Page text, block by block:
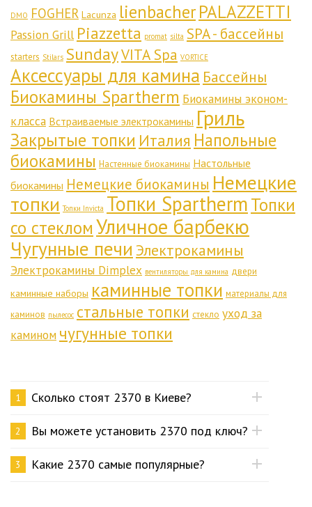
DMO FOGHER Lacunza lienbacherPALAZZETTI
Passion Grill Piazzetta promat silta SPA - бассейны
starters Stilars SundayVITA Spa VORTICE
Аксессуары для камина Бассейны
Биокамины Spartherm Биокамины эконом-
класса Встраиваемые электрокамины Гриль
Закрытые топки Италия Напольные
биокамины Настенные биокамины Настольные
биокамины Немецкие биокамины Немецкие
топки Топки Invicta Топки SparthermТопки
со стекломУличное барбекю
Чугунные печи Электрокамины
Электрокамины Dimplex вентиляторы для камина двери
каминные наборы каминные топки материалы для
каминов пылесос стальные топки стекло уход за
камином чугунные топки
1 Сколько стоят 2370 в Киеве?
2 Вы можете установить 2370 под ключ?
3 Какие 2370 самые популярные?